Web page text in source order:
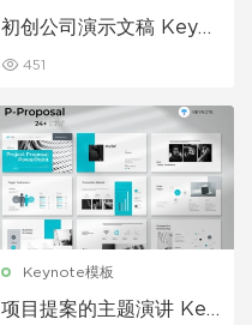
初创公司演示文稿 Keyno
451
Keynote模板
项目提案的主题演讲 Key